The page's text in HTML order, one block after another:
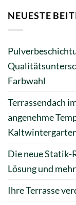
NEUESTE
Farbwahl
Terrassendach
angenehme
Die neue Statik-
Lösung und
Ihre Terrasse